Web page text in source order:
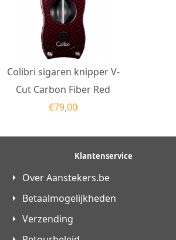
Colibri sigaren knipper V-
Cut Carbon Fiber Red
€79,00
Klantenservice
Over Aanstekers.be
Betaalmogelijkheden
Verzending